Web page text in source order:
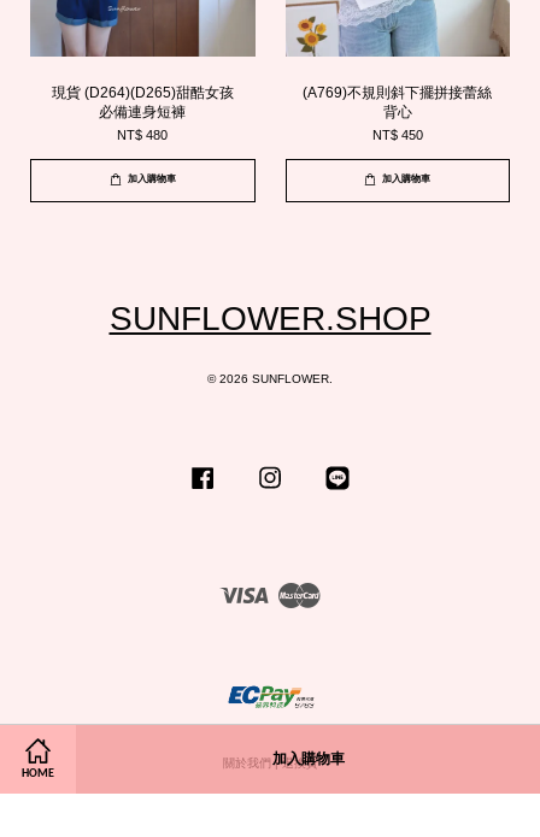
HOME
加入購物車
現貨 (D264)(D265)甜酷女孩
必備連身短褲
NT$ 480
加入購物車
(A769)不規則斜下擺拼接蕾絲
背心
NT$ 450
加入購物車
SUNFLOWER.SHOP
© 2026 SUNFLOWER.
Facebook Instagram
Visa
關於我們 |退換貨